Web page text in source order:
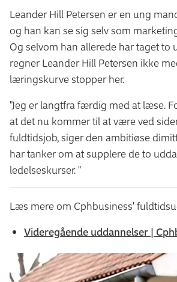
Leander Hill Petersen er en ung
og han kan se sig selv som
Og selvom han allerede har taget to
regner Leander Hill Petersen ikke
læringskurve stopper her.
"Jeg er langtfra færdig med at læse.
at det nu kommer til at være ved
fuldtidsjob, siger den ambitiøse
har tanker om at supplere de to
ledelseskurser. "
Læs mere om Cphbusiness'
Videregående uddannelser |